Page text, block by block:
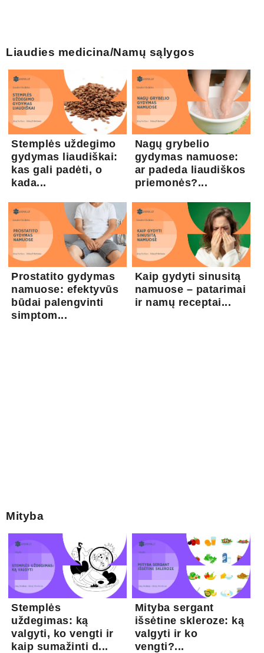
Liaudies medicina/Namų sąlygos
Stemplės uždegimo
gydymas liaudiškai:
kas gali padėti, o
kada...
Nagų grybelio
gydymas namuose:
ar padeda liaudiškos
priemonės?...
Prostatito gydymas
namuose: efektyvūs
būdai palengvinti
simptom...
Kaip gydyti sinusitą
namuose – patarimai
ir namų receptai...
Mityba
Stemplės
uždegimas: ką
valgyti, ko vengti ir
kaip sumažinti d...
Mityba sergant
išsėtine skleroze: ką
valgyti ir ko
vengti?...